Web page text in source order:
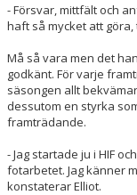
- Försvar, mittfält och
haft så mycket att göra,
Må så vara men det
godkänt. För varje
säsongen allt
dessutom en styrka
framträdande.
- Jag startade ju i HIF
fotarbetet. Jag känner
konstaterar Elliot.